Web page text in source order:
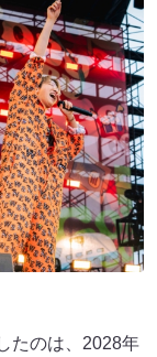
たのは、2028年